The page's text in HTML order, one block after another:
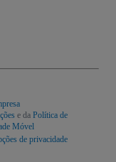
e da Política de
Móvel
de privacidade